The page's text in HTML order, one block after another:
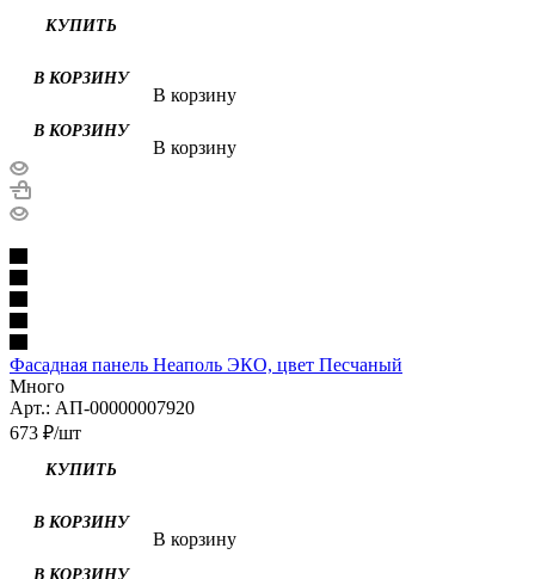
В корзину
В корзину
Фасадная панель Неаполь ЭКО, цвет Песчаный
Много
Арт.: АП-00000007920
673 ₽/шт
В корзину